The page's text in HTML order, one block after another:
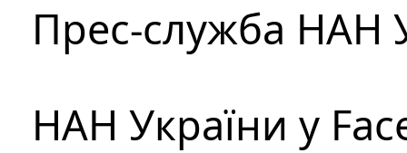
Прес-служба НАН
НАН України у